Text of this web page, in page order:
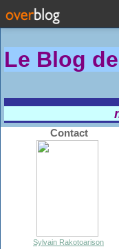
Le Blog
Contact
Sylvain Rakotoarison